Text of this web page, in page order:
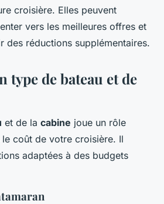
croisière. Elles peuvent
vers les meilleures offres et
des réductions supplémentaires.
type de bateau et de
et de la cabine joue un rôle
coût de votre croisière. Il
adaptées à des budgets